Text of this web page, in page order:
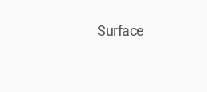
Surface